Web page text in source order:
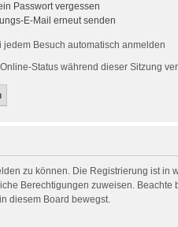
Passwort vergessen
E-Mail erneut senden
jedem Besuch automatisch anmelden
Status während dieser Sitzung
zu können. Die Registrierung ist
Berechtigungen zuweisen.
diesem Board bewegst.